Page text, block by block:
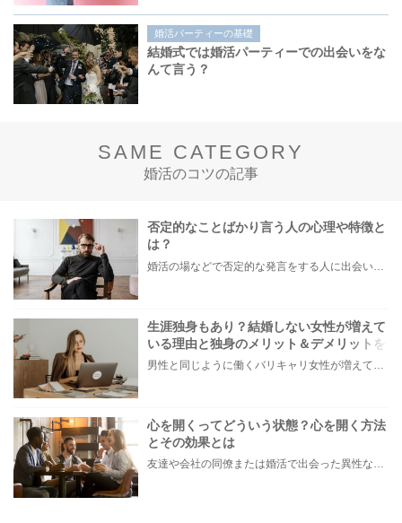
婚活パーティーの基礎
結婚式では婚活パーティーでの出会いをな
んて言う？
SAME CATEGORY
婚活のコツの記事
否定的なことばかり言う人の心理や特徴と
は？
生涯独身もあり？結婚しない女性が増えて
いる理由と独身のメリット＆デメリットを
解説！
男性と同じように働くバリキャリ女性が増えている昨今。 結婚適齢期と言われる25〜34歳になる頃には、責任ある仕事を任されていて、今は結婚のことよりもキャリアを積みたいと考える人も多くいるのではないでしょうか。 「結婚を諦めた訳じゃないけど今ではない」 「タイミングがきたら結婚するつもり」 そんなことを考えているうちに35歳を過ぎ、いざ結婚したいと思ったときには出会いのチャンスが限られている…なんてことも。 最終的には、妥協して相手を選んで結婚するくらいなら生涯独身もありかも？という考えを持ち始める人もいるでしょう。 そこで本記事では、未婚女性が増えている要因と、生涯独身でいるメリット&デメリットを解説。 さらに、独身女性がやっておくべきことをご紹介します。 ・今は仕事が優先で結婚したいかわからない ・自分の結婚観について真剣に考え始めた そんな女性はぜひ参考にしてみてください。
心を開くってどういう状態？心を開く方法
とその効果とは
友達や会社の同僚または婚活で出会った異性などに対して、なかなか本心を見せられず「どうしたら本当の自分が出せるのだろう…」とお悩みの方もいらっしゃいます。 そこで今回は、上手く心を開けない皆さんに「心を開くとはどういうことか」をまずは知ってもらい、具体的に心を開く方法と恋愛・婚活などの対人関係でもたらされる効果をご紹介します。